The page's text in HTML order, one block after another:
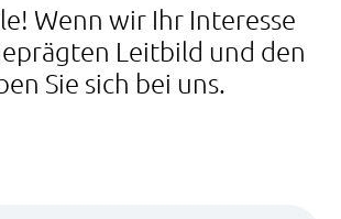
Wenn wir Ihr Interesse
Leitbild und den
Sie sich bei uns.